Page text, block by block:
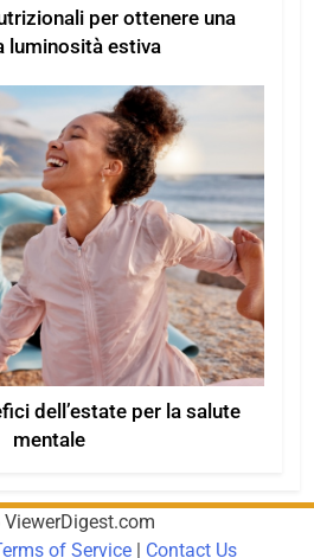
per ottenere una
luminosità estiva
dell’estate per la salute
mentale
of Service Contact Us